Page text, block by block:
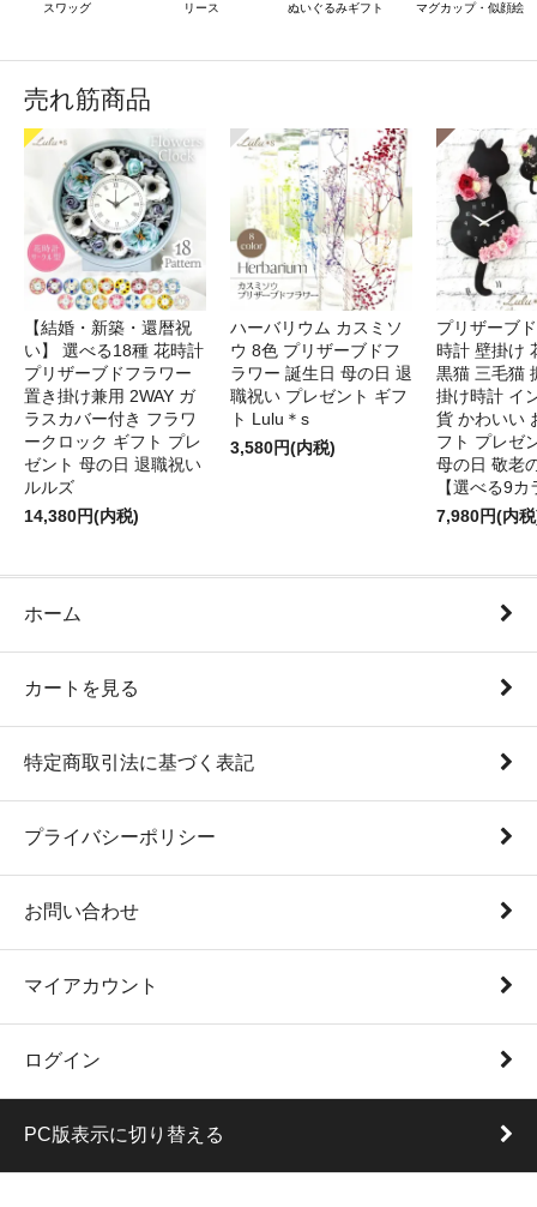
スワッグ リース ぬいぐるみギフト マグカップ・似顔絵
売れ筋商品
【結婚・新築・還暦祝
い】 選べる18種 花時計
プリザーブドフラワー
置き掛け兼用 2WAY ガ
ラスカバー付き フラワ
ークロック ギフト プレ
ゼント 母の日 退職祝い
ルルズ
14,380円(内税)
ハーバリウム カスミソ
ウ 8色 プリザーブドフ
ラワー 誕生日 母の日 退
職祝い プレゼント ギフ
ト Lulu＊s
3,580円(内税)
プリザーブ
時計 壁掛け
黒猫 三毛猫
掛け時計 イ
貨 かわいい
フト プレゼ
母の日 敬老
【選べる9カ
7,980円(内
ホーム
カートを見る
特定商取引法に基づく表記
プライバシーポリシー
お問い合わせ
マイアカウント
ログイン
PC版表示に切り替える